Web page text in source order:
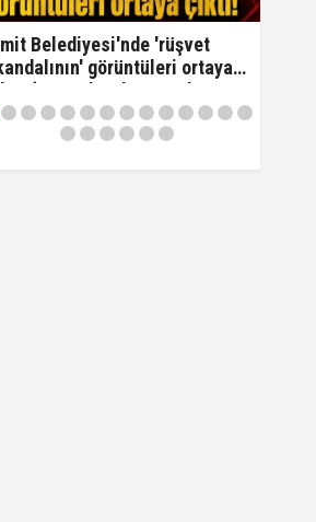
Belediyesi'nde 'rüşvet
görüntüleri ortaya
‘Oraya koy ben oradan